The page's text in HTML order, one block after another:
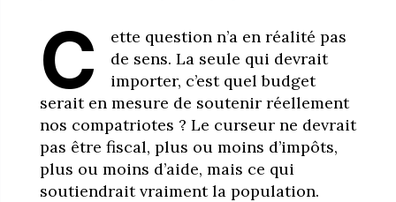
C
ette question n’a en réalité pas
de sens. La seule qui devrait
importer, c’est quel budget
serait en mesure de soutenir réellement
nos compatriotes ? Le curseur ne devrait
pas être fiscal, plus ou moins d’impôts,
plus ou moins d’aide, mais ce qui
soutiendrait vraiment la population.